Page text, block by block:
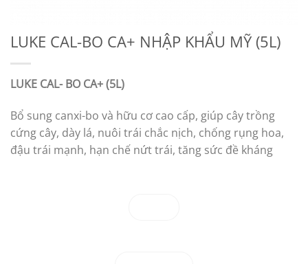
LUKE CAL-BO CA+ NHẬP KHẨU MỸ (5L)
LUKE CAL- BO CA+ (5L)
Bổ sung canxi-bo và hữu cơ cao cấp, giúp cây trồng
cứng cây, dày lá, nuôi trái chắc nịch, chống rụng hoa,
đậu trái mạnh, hạn chế nứt trái, tăng sức đề kháng